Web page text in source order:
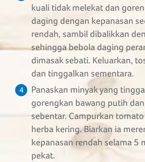
kuali tidak melekat dan
daging dengan kepanasan
rendah, sambil dibalikkan
sehingga bebola daging
dimasak sebati. Keluarkan,
dan tinggalkan sementara.
4
Panaskan minyak yang
gorengkan bawang putih
sebentar. Campurkan
herba kering. Biarkan ia
kepanasan rendah selama 5
pekat.